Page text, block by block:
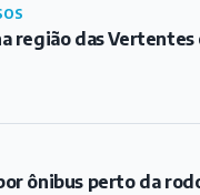
região das
ônibus perto da